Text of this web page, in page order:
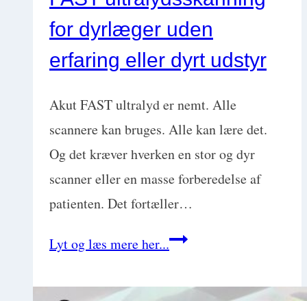
for dyrlæger uden
erfaring eller dyrt udstyr
Akut FAST ultralyd er nemt. Alle
scannere kan bruges. Alle kan lære det.
Og det kræver hverken en stor og dyr
scanner eller en masse forberedelse af
patienten. Det fortæller…
Lyt og læs mere her...FAST
for